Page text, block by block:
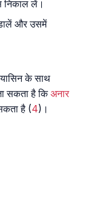
निकाल लें।
और उसमें
के साथ
सकता है किअनार
है (4)।